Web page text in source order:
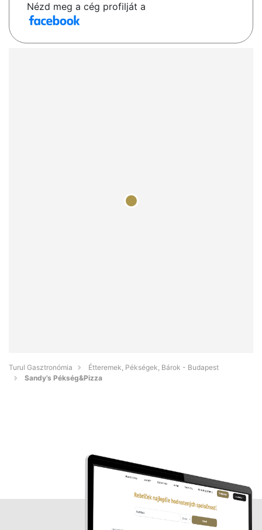
Nézd meg a cég profilját a
Turul Gasztronómia
Étteremek, Pékségek, Bárok - Budapest
Sandy’s Pékség&Pizza